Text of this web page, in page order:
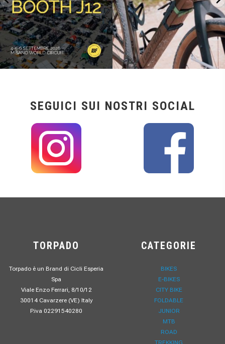
SEGUICI SUI NOSTRI SOCIAL
TORPADO
Torpado è un Brand di Cicli Esperia
Spa
Viale Enzo Ferrari, 8/10/12
30014 Cavarzere (VE) Italy
P.iva 02291540280
CATEGORIE
BIKES
E-BIKES
CITY BIKE
FOLDABLE
JUNIOR
MTB
ROAD
TREKKING